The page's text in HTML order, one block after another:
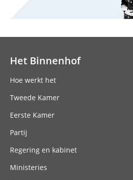
Het Binnenhof
Hoe werkt het
Tweede Kamer
Eerste Kamer
Partij
Regering en kabinet
Ministeries